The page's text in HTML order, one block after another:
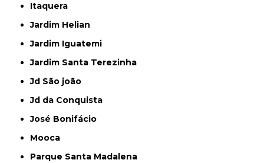
Itaquera
Jardim Helian
Jardim Iguatemi
Jardim Santa Terezinha
Jd São joão
Jd da Conquista
José Bonifácio
Mooca
Parque Santa Madalena